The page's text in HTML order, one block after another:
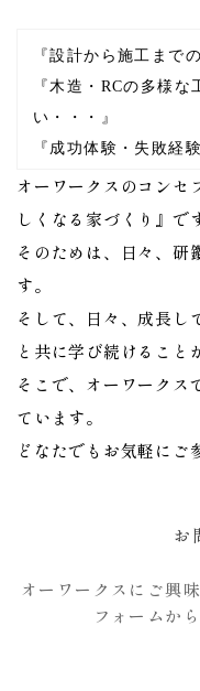
『設計から施工まで
『木造・RCの多様
い・・・』
『成功体験・失敗経
オーワークスのコンセ
しくなる家づくり』で
そのためは、日々、研
す。
そして、日々、成長し
と共に学び続けること
そこで、オーワークス
ています。
どなたでもお気軽にご
お
オーワークスにご興
フォームか